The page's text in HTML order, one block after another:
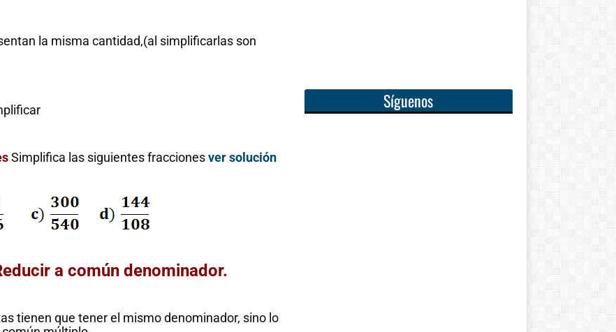
la misma cantidad,(al simplificarlas son
Simplifica las siguientes fraccionesver solución
a común denominador.
tienen que tener el mismo denominador, sino lo
Síguenos